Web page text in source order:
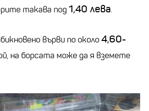
такава под 1,40 лева.
върви по около4,60-
на борсата може да я вземете